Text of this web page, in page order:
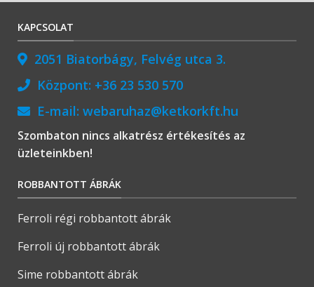
KAPCSOLAT
2051 Biatorbágy, Felvég utca 3.
Központ: +36 23 530 570
E-mail: webaruhaz@ketkorkft.hu
Szombaton nincs alkatrész értékesítés az
üzleteinkben!
ROBBANTOTT ÁBRÁK
Ferroli régi robbantott ábrák
Ferroli új robbantott ábrák
Sime robbantott ábrák